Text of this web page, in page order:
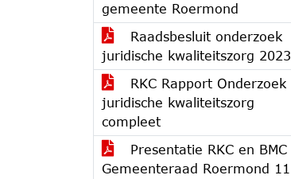
gemeente Roermond
Raadsbesluit onderzoek
juridische kwaliteitszorg 2023
RKC Rapport Onderzoek
juridische kwaliteitszorg
compleet
Presentatie RKC en BMC
Gemeenteraad Roermond 11